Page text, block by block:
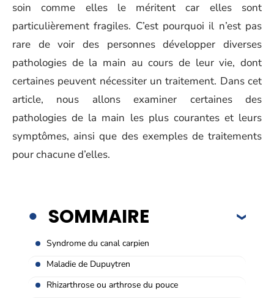
soin comme elles le méritent car elles sont
particulièrement fragiles. C’est pourquoi il n’est pas
rare de voir des personnes développer diverses
pathologies de la main au cours de leur vie, dont
certaines peuvent nécessiter un traitement. Dans cet
article, nous allons examiner certaines des
pathologies de la main les plus courantes et leurs
symptômes, ainsi que des exemples de traitements
pour chacune d’elles.
SOMMAIRE
Syndrome du canal carpien
Maladie de Dupuytren
Rhizarthrose ou arthrose du pouce